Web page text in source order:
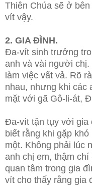
Thiên Chúa sẽ ở
vít vậy.
2. GIA ĐÌNH.
Đa-vít sinh trưởng
anh và vài người
làm việc vất vả. Rõ
nhau, nhưng khi các
mặt với gã Gô-li-át,
Đa-vít tận tụy với gia
biết rằng khi gặp
một. Không phải lúc
anh chị em, thậm
quan tâm trong gia
vít cho thấy rằng gia